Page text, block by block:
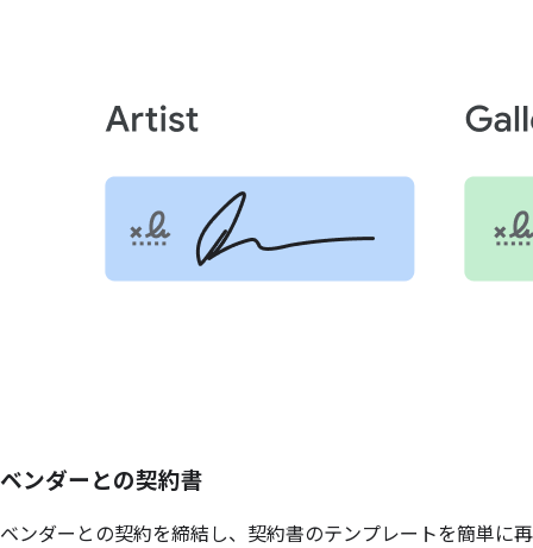
ベンダーとの契約書
ベンダーとの契約を締結し、契約書のテンプレートを簡単に再